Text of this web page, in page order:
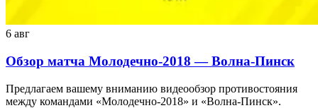
6 авг
Обзор матча Молодечно-2018 — Волна-Пинск
Предлагаем вашему вниманию видеообзор противостояния
между командами «Молодечно-2018» и «Волна-Пинск».